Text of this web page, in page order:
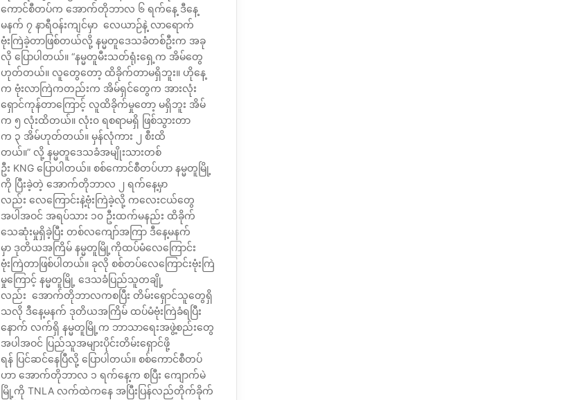
ကောင်စီတပ်က အောက်တိုဘာလ ၆ ရက်နေ့ ဒီနေ့
မနက် ၇ နာရီဝန်းကျင်မှာ လေယာဉ်နဲ့ လာရောက်
ဗုံးကြဲခဲ့တာဖြစ်တယ်လို့ နမ္မတူဒေသခံတစ်ဦးက အခု
လို ပြောပါတယ်။ “နမ္မတူမီးသတ်ရုံးရှေ့က အိမ်တွေ
ဟုတ်တယ်။ လူတွေတော့ ထိခိုက်တာမရှိဘူး။ ဟိုနေ့
က ဗုံးလာကြဲကတည်းက အိမ်ရှင်တွေက အားလုံး
ရှောင်ကုန်တာကြောင့် လူထိခိုက်မှုတော့ မရှိဘူး အိမ်
က ၅ လုံးထိတယ်။ လုံး၀ ရစရာမရှိ ဖြစ်သွားတာ
က ၃ အိမ်ဟုတ်တယ်။ မှန်လုံကား ၂ စီးထိ
တယ်။” လို့ နမ္မတူဒေသခံအမျိုးသားတစ်
ဦး KNG ပြောပါတယ်။ စစ်ကောင်စီတပ်ဟာ နမ္မတူမြို့
ကို ပြီးခဲ့တဲ့ အောက်တိုဘာလ ၂ ရက်နေ့မှာ
လည်း လေကြောင်းနဲ့ဗုံးကြဲခဲ့လို့ ကလေးငယ်တွေ
အပါအဝင် အရပ်သား ၁၀ ဦးထက်မနည်း ထိခိုက်
သေဆုံးမှုရှိခဲ့ပြီး တစ်လကျော်အကြာ ဒီနေ့မနက်
မှာ ဒုတိယအကြိမ် နမ္မတူမြို့ကိုထပ်မံလေကြောင်း
ဗုံးကြဲတာဖြစ်ပါတယ်။ ခုလို စစ်တပ်လေကြောင်းဗုံးကြဲ
မှုကြောင့် နမ္မတူမြို့ ဒေသခံပြည်သူတချို့
လည်း အောက်တိုဘာလကစပြီး တိမ်းရှောင်သူတွေရှိ
သလို ဒီနေ့မနက် ဒုတိယအကြိမ် ထပ်မံဗုံးကြဲခံရပြီး
နောက် လက်ရှိ နမ္မတူမြို့က ဘာသာရေးအဖွဲ့စည်းတွေ
အပါအဝင် ပြည်သူအများပိုင်းတိမ်းရှောင်ဖို့
ရန် ပြင်ဆင်နေပြီလို့ ပြောပါတယ်။ စစ်ကောင်စီတပ်
ဟာ အောက်တိုဘာလ ၁ ရက်နေ့က စပြီး ကျောက်မဲ
မြို့ကို TNLA လက်ထဲကနေ အပြီးပြန်လည်တိုက်ခိုက်